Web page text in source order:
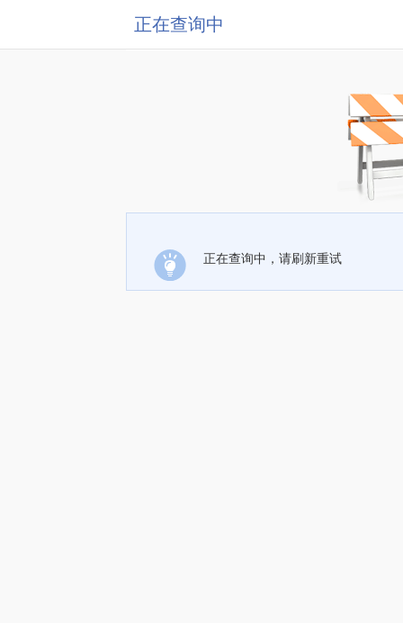
正在查询中
正在查询中，请刷新重试